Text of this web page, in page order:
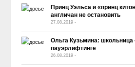
Принц Уэльса и «принц
англичан не остановить
27.08.2019 -
Ольга Кузьмина:
пауэрлифтинге
26.08.2019 -